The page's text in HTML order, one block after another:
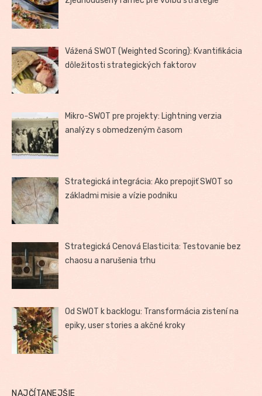
Vážená SWOT (Weighted Scoring): Kvantifikácia
dôležitosti strategických faktorov
Mikro-SWOT pre projekty: Lightning verzia
analýzy s obmedzeným časom
Strategická integrácia: Ako prepojiť SWOT so
základmi misie a vízie podniku
Strategická Cenová Elasticita: Testovanie bez
chaosu a narušenia trhu
Od SWOT k backlogu: Transformácia zistení na
epiky, user stories a akčné kroky
NAJČÍTANEJŠIE